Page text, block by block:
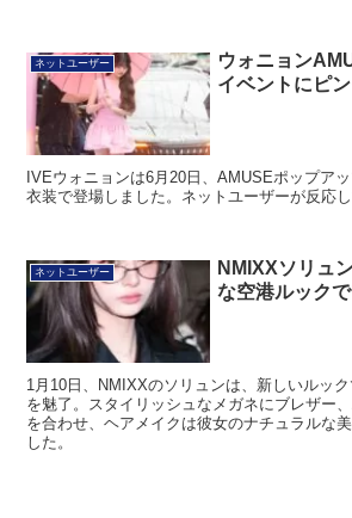
ネットユーザー
ウォニョン
イベントにピ
IVEウォニョンは6月20日、AMUSEポップア
衣装で登場しました。ネットユーザーが反応し
ネットユーザー
NMIXXソリュ
な空港ルック
1月10日、NMIXXのソリュンは、新しいルッ
を魅了。スタイリッシュなメガネにブレザー
を合わせ、ヘアメイクは彼女のナチュラルな
した。